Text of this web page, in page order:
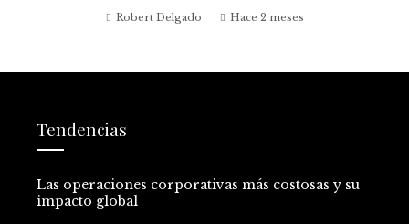
Robert Delgado Hace 2 meses
Tendencias
Las operaciones corporativas más costosas y su
impacto global